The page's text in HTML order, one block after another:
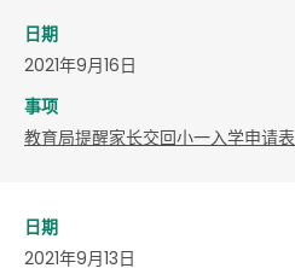
日期
2021年9月16日
事项
教育局提醒家长交回小一入学申请表
日期
2021年9月13日